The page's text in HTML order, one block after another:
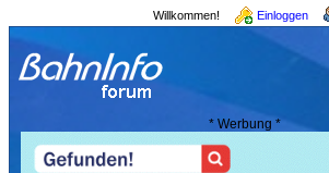
Willkommen! Einloggen
* Werbung *